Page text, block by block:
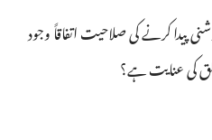
پیدا کرنے کی صلاحیت اتفاقاً وجود
کی عنایت ہے؟‏